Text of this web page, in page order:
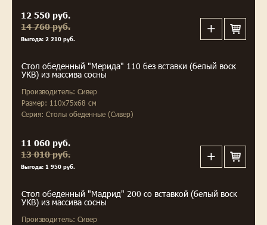
12 550 руб.
14 760 руб.
Выгода: 2 210 руб.
Стол обеденный "Мерида" 110 без вставки (белый воск
УКВ) из массива сосны
Производитель: Сивер
Размер: 110x75x68 см
Серия: Столы обеденные (Сивер)
11 060 руб.
13 010 руб.
Выгода: 1 950 руб.
Стол обеденный "Мадрид" 200 со вставкой (белый воск
УКВ) из массива сосны
Производитель: Сивер